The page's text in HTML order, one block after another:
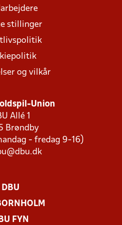
stillinger
og vilkår
Union
Allé 1
Brøndby
- fredag 9-16)
DBU
FYN